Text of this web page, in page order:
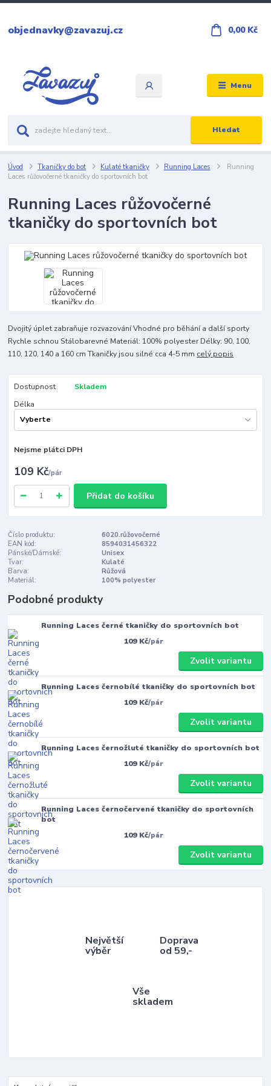
Menu
Hledat
objednavky@zavazuj.cz 0,00 Kč
Úvod Tkaničky do bot Kulaté tkaničky Running Laces
Running
Laces růžovočerné tkaničky do sportovních bot
Running Laces růžovočerné
tkaničky do sportovních bot
Dvojitý úplet zabraňuje rozvazování Vhodné pro běhání a další sporty
Rychle schnou Stálobarevné Materiál: 100% polyester Délky: 90, 100,
110, 120, 140 a 160 cm Tkaničky jsou silné cca 4-5 mm celý popis
Dostupnost
Skladem
Délka
Nejsme plátci DPH
109 Kč/pár
Přidat do košíku
Číslo produktu:
6020.růžovočerné
EAN kód:
8594031456322
Pánské/Dámské:
Unisex
Tvar:
Kulaté
Barva:
Růžová
Materiál:
100% polyester
Podobné produkty
Running Laces černé tkaničky do sportovních bot
109 Kč/pár
Zvolit variantu
Running Laces černobílé tkaničky do sportovních bot
109 Kč/pár
Zvolit variantu
Running Laces černožluté tkaničky do sportovních bot
109 Kč/pár
Zvolit variantu
Running Laces černočervené tkaničky do sportovních
bot
109 Kč/pár
Zvolit variantu
Největší
výběr
Doprava
od 59,-
Vše
skladem